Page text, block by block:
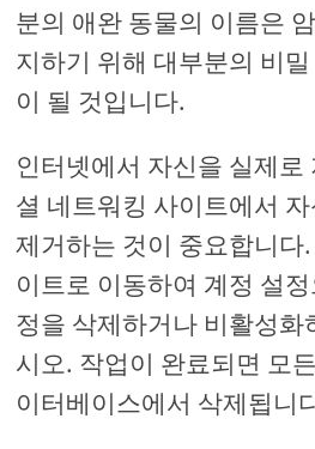
분의 애완 동물의 이름은
지하기 위해 대부분의 비
이 될 것입니다.
인터넷에서 자신을 실제로
셜 네트워킹 사이트에서
제거하는 것이 중요합니다
이트로 이동하여 계정 설
정을 삭제하거나 비활성화
시오. 작업이 완료되면 모
이터베이스에서 삭제됩니